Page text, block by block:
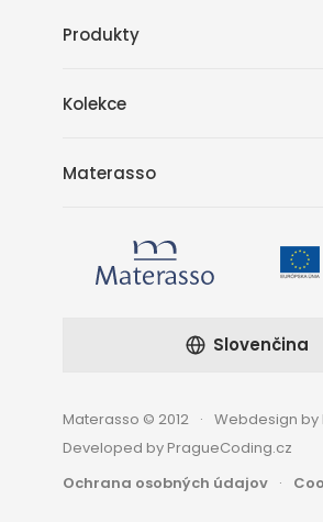
Produkty
Kolekce
Materasso
Materasso © 2012
Webdesign by
Developed by PragueCoding.cz
Ochrana osobných údajov
Slovenčina